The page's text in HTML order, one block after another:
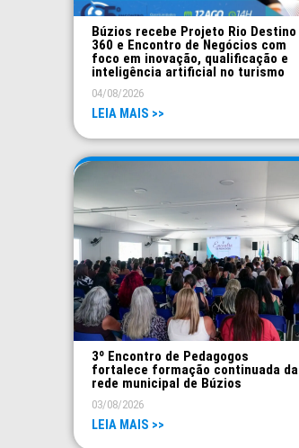
Búzios recebe Projeto Rio Destino
360 e Encontro de Negócios com
foco em inovação, qualificação e
inteligência artificial no turismo
04/08/2026
LEIA MAIS >>
3º Encontro de Pedagogos
fortalece formação continuada da
rede municipal de Búzios
03/08/2026
LEIA MAIS >>